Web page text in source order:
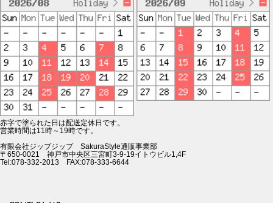
赤字で塗られた日は配送定休日です。
営業時間は11時～19時です。
有限会社ジップジップ SakuraStyle通販事業部
〒650-0021 神戸市中央区三宮町3-9-19イトウビル1,4F
Tel:078-332-2013 FAX:078-333-6644